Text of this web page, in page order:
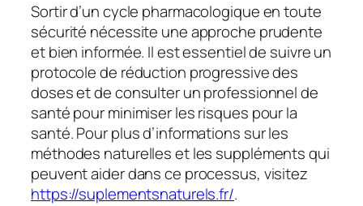
Sortir d’un cycle pharmacologique en toute
sécurité nécessite une approche prudente
et bien informée. Il est essentiel de suivre un
protocole de réduction progressive des
doses et de consulter un professionnel de
santé pour minimiser les risques pour la
santé. Pour plus d’informations sur les
méthodes naturelles et les suppléments qui
peuvent aider dans ce processus, visitez
https://suplementsnaturels.fr/.